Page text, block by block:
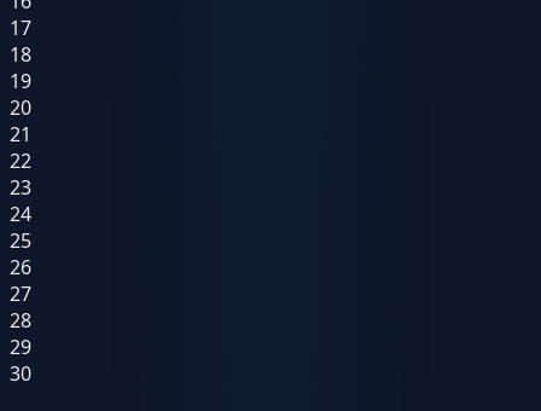
17
18
19
20
21
22
23
24
25
26
27
28
29
30